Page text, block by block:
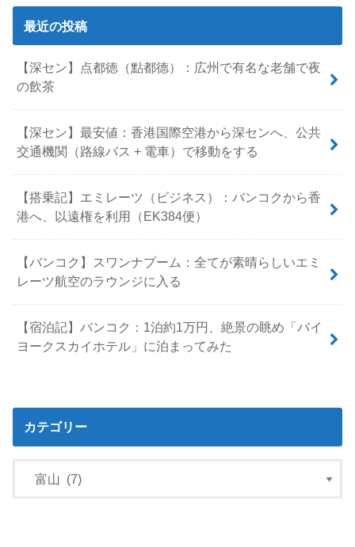
最近の投稿
【深セン】点都徳（點都德）：広州で有名な老舗で夜
の飲茶
【深セン】最安値：香港国際空港から深センへ、公共
交通機関（路線バス + 電車）で移動をする
【搭乗記】エミレーツ（ビジネス）：バンコクから香
港へ、以遠権を利用（EK384便）
【バンコク】スワンナプーム：全てが素晴らしいエミ
レーツ航空のラウンジに入る
【宿泊記】バンコク：1泊約1万円、絶景の眺め「バイ
ヨークスカイホテル」に泊まってみた
カテゴリー